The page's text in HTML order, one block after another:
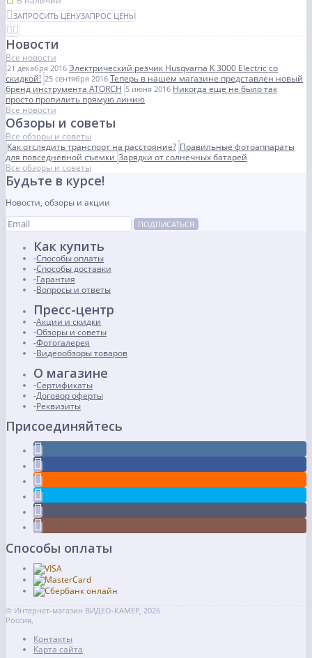
ЗАПРОСИТЬ ЦЕНУЗАПРОС ЦЕНЫ
Новости
Все новости
21 декабря 2016 Электрический резчик Husqvarna K 3000 Electric со
скидкой! 25 сентября 2016 Теперь в нашем магазине представлен новый
бренд инструмента ATORCH 5 июня 2016 Никогда еще не было так
просто пропилить прямую линию
Все новости
Обзоры и советы
Все обзоры и советы
Как отследить транспорт на расстояние? Правильные фотоаппараты
для повседневной съемки Зарядки от солнечных батарей
Все обзоры и советы
Будьте в курсе!
Новости, обзоры и акции
ПОДПИСАТЬСЯ
Как купить
Способы оплаты
Способы доставки
Гарантия
Вопросы и ответы
Пресс-центр
Акции и скидки
Обзоры и советы
Фотогалерея
Видеообзоры товаров
О магазине
Сертификаты
Договор оферты
Реквизиты
Присоединяйтесь
Способы оплаты
© Интернет-магазин ВИДЕО-КАМЕР, 2026
Россия,
Контакты
Карта сайта